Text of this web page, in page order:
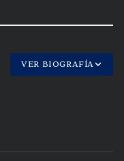
VER BIOGRAFÍA